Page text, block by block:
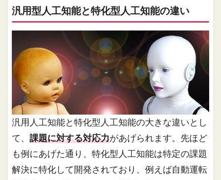
汎用型人工知能と特化型人工知能の違い
汎用人工知能と特化型人工知能の大きな違いとし
て、課題に対する対応力があげられます。先ほど
も例にあげた通り、特化型人工知能は特定の課題
解決に特化して開発されており、例えば自動運転